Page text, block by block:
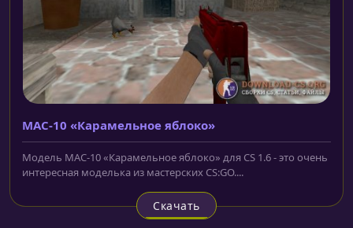
MAC-10 «Карамельное яблоко»
Модель MAC-10 «Карамельное яблоко» для CS 1.6 - это очень
интересная моделька из мастерских CS:GO....
Скачать